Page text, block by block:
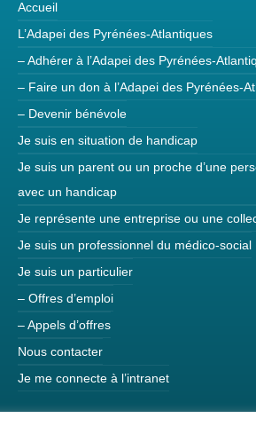
Accueil
L’Adapei des Pyrénées-Atlantiques
– Adhérer à l’Adapei des Pyrénées-
– Faire un don à l’Adapei des Pyrénées-
– Devenir bénévole
Je suis en situation de handicap
Je suis un parent ou un proche d’une
avec un handicap
Je représente une entreprise ou une
Je suis un professionnel du médico-social
Je suis un particulier
– Offres d’emploi
– Appels d’offres
Nous contacter
Je me connecte à l’intranet